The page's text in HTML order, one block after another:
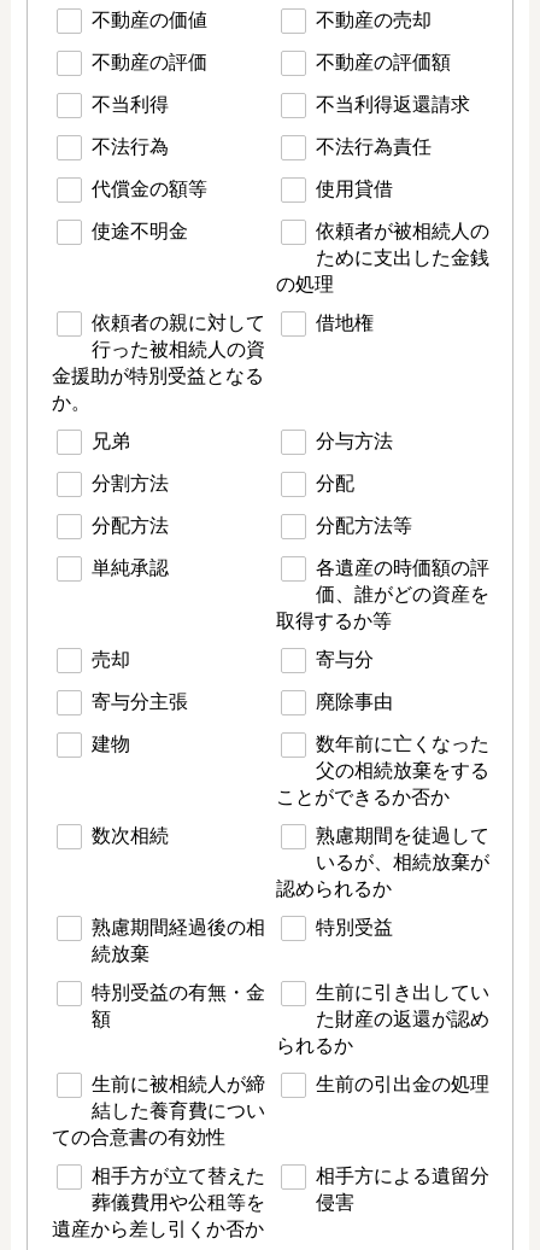
不動産の価値 不動産の売却
不動産の評価 不動産の評価額
不当利得 不当利得返還請求
不法行為 不法行為責任
代償金の額等 使用貸借
使途不明金
依頼者が被相続人の
ために支出した金銭
の処理
依頼者の親に対して
行った被相続人の資
金援助が特別受益となる
か。
借地権
兄弟 分与方法
分割方法 分配
分配方法 分配方法等
単純承認
各遺産の時価額の評
価、誰がどの資産を
取得するか等
売却
寄与分
寄与分主張 廃除事由
建物
数年前に亡くなった
父の相続放棄をする
ことができるか否か
数次相続
熟慮期間を徒過して
いるが、相続放棄が
認められるか
熟慮期間経過後の相
続放棄
特別受益
特別受益の有無・金
額
生前に引き出してい
た財産の返還が認め
られるか
生前に被相続人が締
結した養育費につい
ての合意書の有効性
生前の引出金の処理
相手方が立て替えた
葬儀費用や公租等を
遺産から差し引くか否か
相手方による遺留分
侵害